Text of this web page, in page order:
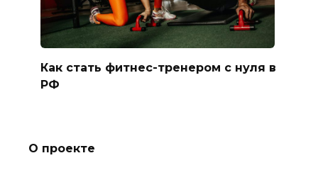
Как стать фитнес-тренером с нуля в
РФ
О проекте